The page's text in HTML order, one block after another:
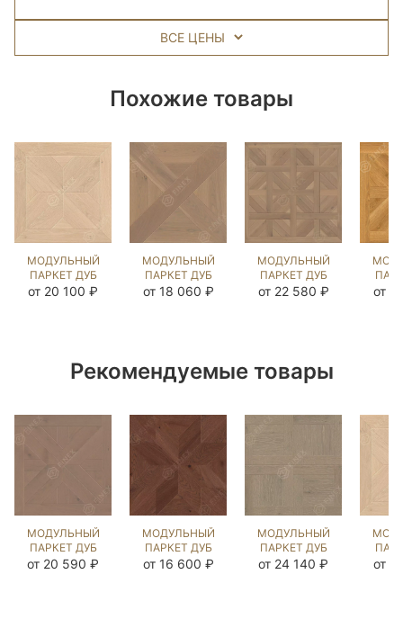
ВСЕ ЦЕНЫ
Похожие товары
МОДУЛЬНЫЙ
ПАРКЕТ ДУБ
ШЕНОНСО
от 20 100 ₽
МОДУЛЬНЫЙ
ПАРКЕТ ДУБ
ГОРД
от 18 060 ₽
МОДУЛЬНЫЙ
ПАРКЕТ ДУБ
МАРИАНТУАНЕТТЕ
от 22 580 ₽ от
Рекомендуемые товары
МОДУЛЬНЫЙ
ПАРКЕТ ДУБ
КАСТЕЛЬ
от 20 590 ₽
МОДУЛЬНЫЙ
ПАРКЕТ ДУБ
КОРФЕ
от 16 600 ₽
МОДУЛЬНЫЙ
ПАРКЕТ ДУБ
ДЖИЗАНО
от 24 140 ₽ от